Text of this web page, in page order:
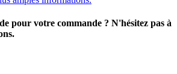
pour votre commande ? N'hésitez pas à